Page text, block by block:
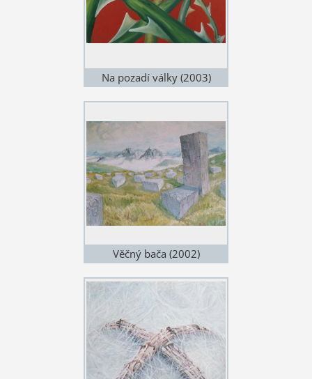
Na pozadí války (2003)
Věčný bača (2002)